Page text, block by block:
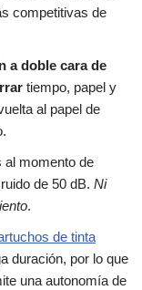
competitivas de
a doble cara de
tiempo, papel y
al papel de
al momento de
de 50 dB. Ni
.
de tinta
duración, por lo que
una autonomía de